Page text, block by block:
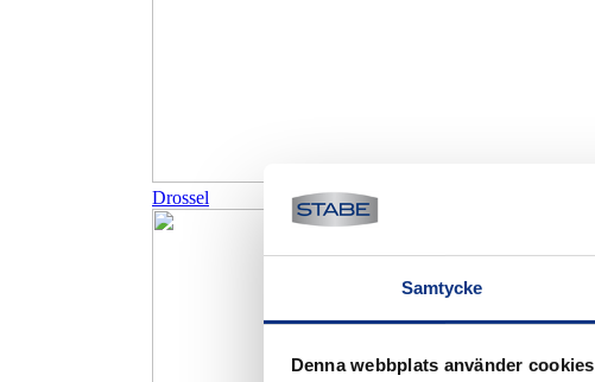
Samtycke
Denna webbplats använder cookies
Drossel